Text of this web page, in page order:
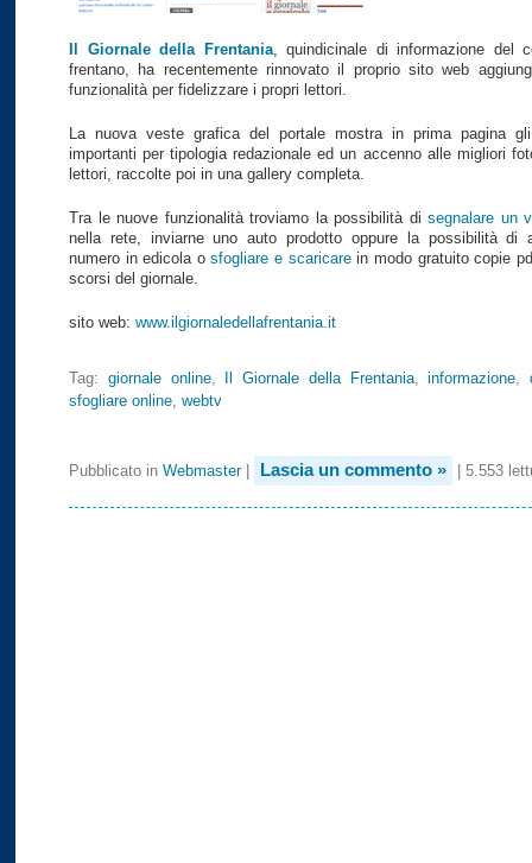
Il Giornale della Frentania, quindicinale di informazione del
frentano, ha recentemente rinnovato il proprio sito web
funzionalità per fidelizzare i propri lettori.
La nuova veste grafica del portale mostra in prima pagina
importanti per tipologia redazionale ed un accenno alle migliori
lettori, raccolte poi in una gallery completa.
Tra le nuove funzionalità troviamo la possibilità disegnalare un
nella rete, inviarne uno auto prodotto oppure la possibilità di
numero in edicola osfogliare e scaricarein modo gratuito copie
scorsi del giornale.
sito web: www.ilgiornaledellafrentania.it
Tag: giornale online, Il Giornale della Frentania,informazione
sfogliare online webtv
Pubblicato in Webmaster| Lascia un commento » | 5.553